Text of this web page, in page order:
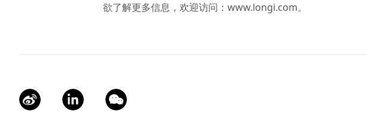
欲了解更多信息，欢迎访问： www.longi.com。